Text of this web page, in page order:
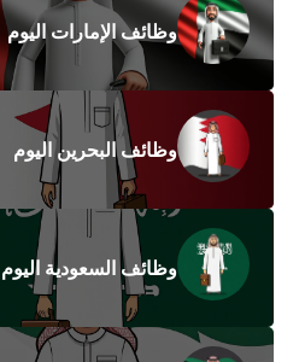
وظائف الإمارات اليوم
وظائف البحرين اليوم
وظائف السعودية اليوم